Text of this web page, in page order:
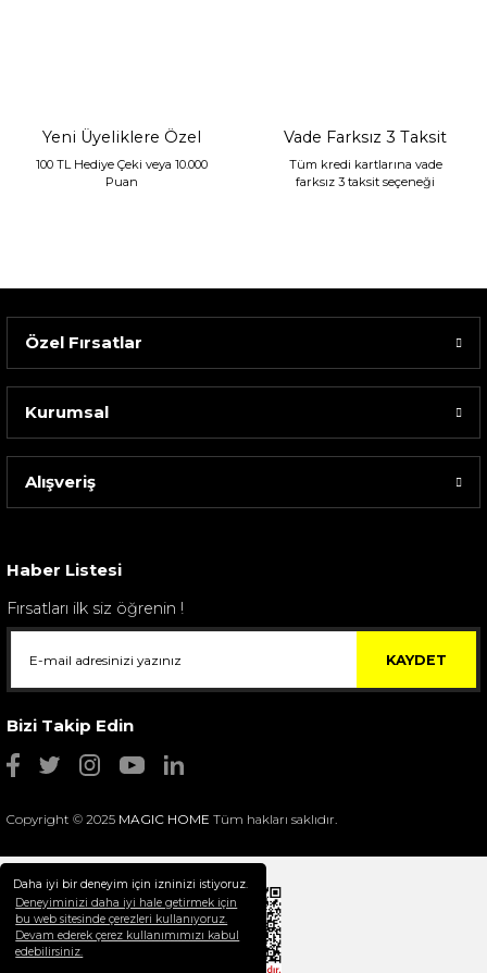
Daha iyi bir deneyim için izninizi istiyoruz.
Deneyiminizi daha iyi hale getirmek için
bu web sitesinde çerezleri kullanıyoruz.
Devam ederek çerez kullanımımızı kabul
edebilirsiniz.
Sarev Elfıda Flanel Nevresim Takımı Çift Kişili...
Selim Dekor Chain 15x20 Çerçeve Vizon
Yeni Üyeliklere Özel
100 TL Hediye Çeki veya 10.000
Puan
Vade Farksız 3 Taksit
Tüm kredi kartlarına vade
farksız 3 taksit seçeneği
Özel Fırsatlar
Kurumsal
Alışveriş
Haber Listesi
Fırsatları ilk siz öğrenin !
KAYDET
Bizi Takip Edin
Copyright © 2025 MAGIC HOME Tüm hakları saklıdır.